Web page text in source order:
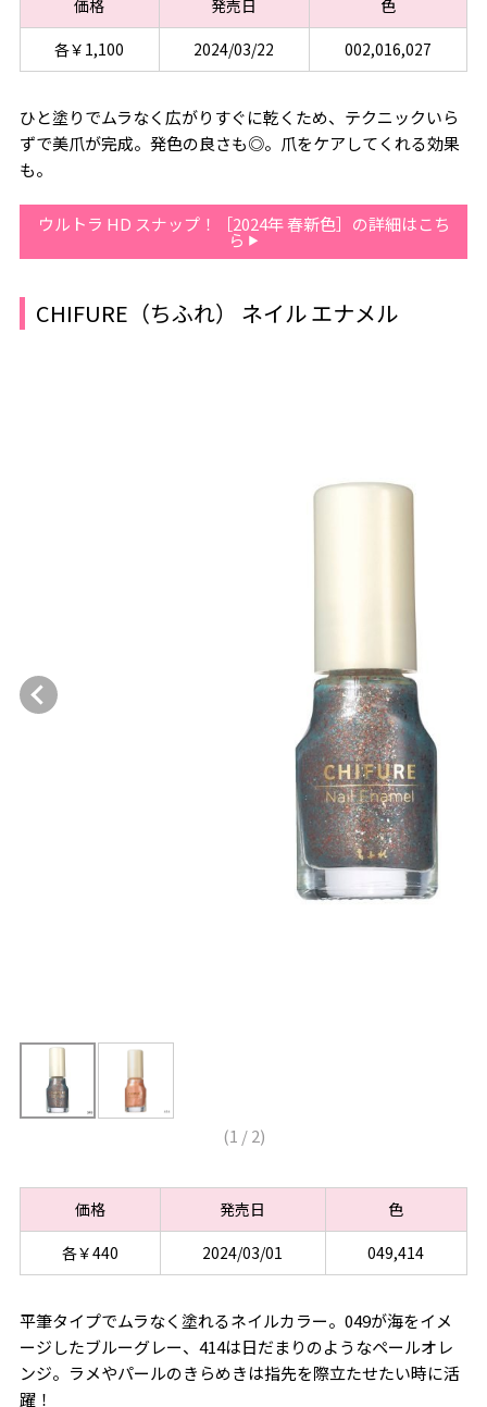
価格 発売日
色
各￥1,100
2024/03/22 002,016,027
ひと塗りでムラなく広がりすぐに乾くため、テクニックいら
ずで美爪が完成。発色の良さも◎。爪をケアしてくれる効果
も。
ウルトラ HD スナップ！［2024年 春新色］の詳細はこち
ら
CHIFURE（ちふれ） ネイル エナメル
(1 /2)
価格 発売日
色
各￥440
2024/03/01 049,414
平筆タイプでムラなく塗れるネイルカラー。049が海をイメ
ージしたブルーグレー、414は日だまりのようなペールオレ
ンジ。ラメやパールのきらめきは指先を際立たせたい時に活
躍！